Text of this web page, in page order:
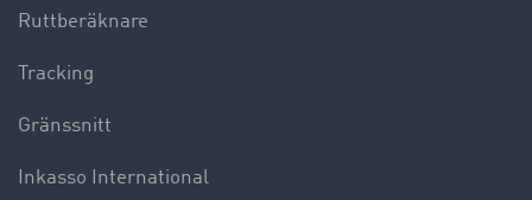
Ruttberäknare
Tracking
Gränssnitt
Inkasso International